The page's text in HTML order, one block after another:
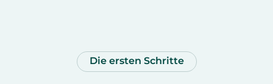
Die ersten Schritte